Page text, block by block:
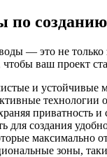
по
— это не
ваш проект
и устойчивые
технологии
приватность
создания
максимально
зоны,